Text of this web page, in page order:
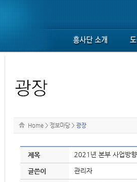
Home > 정보마당 > 광장
제목 2021년 본부 사업방향
글쓴이 관리자